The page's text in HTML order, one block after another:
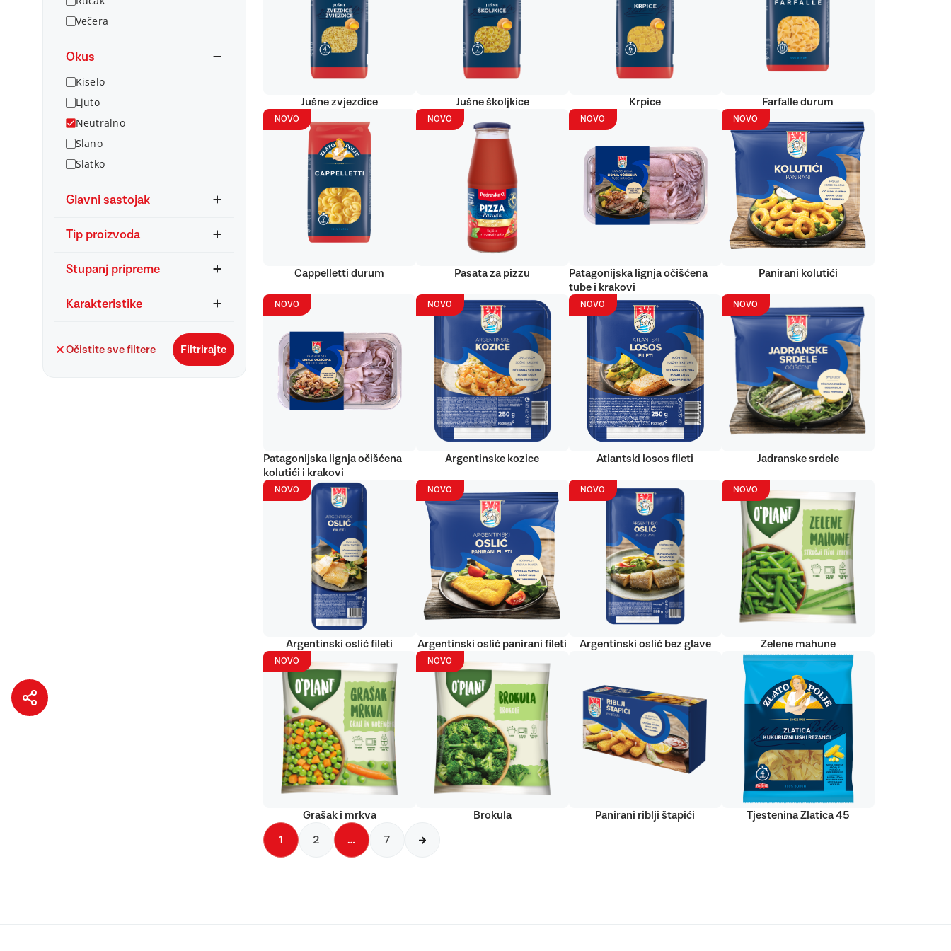
Večera
Okus
Kiselo
Ljuto
Neutralno
Slano
Slatko
Glavni sastojak
Tip proizvoda
Stupanj pripreme
Karakteristike
Očistite sve filtere Filtrirajte
Jušne zvjezdice Jušne školjkice Krpice Farfalle durum
NOVO
Cappelletti durum
NOVO
Pasata za pizzu
NOVO
Patagonijska lignja očišćena
tube i krakovi
NOVO
Panirani kolutići
NOVO
Patagonijska lignja očišćena
kolutići i krakovi
NOVO
Argentinske kozice
NOVO
Atlantski losos fileti
NOVO
Jadranske srdele
NOVO
Argentinski oslić fileti
NOVO
Argentinski oslić panirani fileti
NOVO
Argentinski oslić bez glave
NOVO
Zelene mahune
NOVO
Grašak i mrkva
NOVO
Brokula Panirani riblji štapići Tjestenina Zlatica 45
1 2 … 7